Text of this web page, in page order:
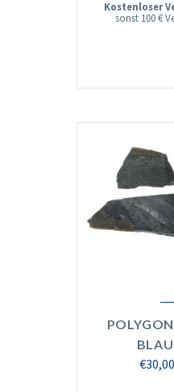
Kostenloser
sonst 100 €
€30,00